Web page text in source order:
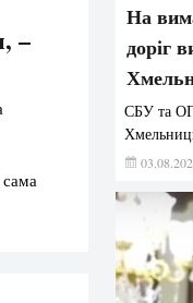
–
сама
На
доріг
СБУ та